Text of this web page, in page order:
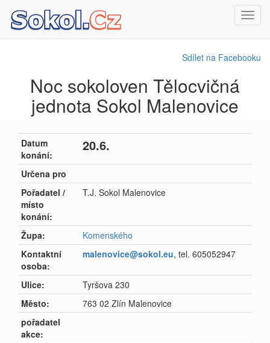
Sdílet na Facebooku
Noc sokoloven Tělocvičná
jednota Sokol Malenovice
Datum
konání:
20.6.
Určena pro
Pořadatel /
místo
konání:
T.J. Sokol Malenovice
Župa:
Komenského
Kontaktní
osoba:
malenovice@sokol.eu, tel. 605052947
Ulice:
Tyršova 230
Město:
763 02 Zlín Malenovice
pořadatel
akce: